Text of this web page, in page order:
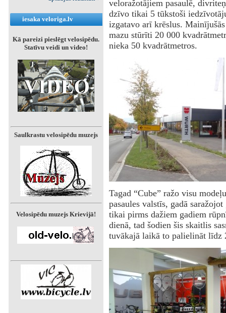
iesaka veloriga.lv
Kā pareizi pieslēgt velosipēdu.
Statīvu veidi un video!
Saulkrastu velosipēdu muzejs
Velosipēdu muzejs Krievijā!
veloražotājiem pasaulē,
dzīvo tikai 5 tūkstoši
izgatavo arī krēslus.
mazu stūrīti 20 000
nieka 50 kvadrātmetros.
Tagad “Cube” ražo visu
pasaules valstīs, gadā
tikai pirms dažiem gadiem
dienā, tad šodien šis skaitlis
tuvākajā laikā to palielināt līdz